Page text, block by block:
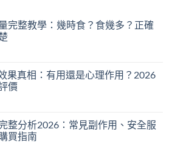
完整教學：幾時食？食幾多？正確
果真相：有用還是心理作用？2026
價
整分析2026：常見副作用、安全服
買指南